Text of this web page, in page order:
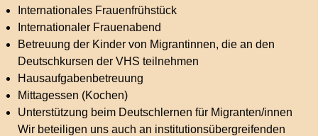
Internationales Frauenfrühstück
Internationaler Frauenabend
Betreuung der Kinder von Migrantinnen, die an den
Deutschkursen der VHS teilnehmen
Hausaufgabenbetreuung
Mittagessen (Kochen)
Unterstützung beim Deutschlernen für Migranten/innen
Wir beteiligen uns auch an institutionsübergreifenden